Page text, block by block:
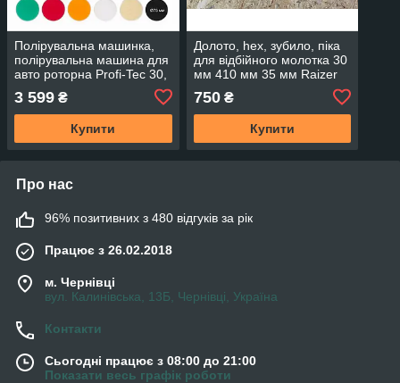
Полірувальна машинка,
полірувальна машина для
авто роторна Profi-Tec 30,
3 599 ₴
Купити
Долото, hex, зубило, піка
для відбійного молотка 30
мм 410 мм 35 мм Raizer
750₴
Купити
Про нас
96% позитивних з 480 відгуків за рік
Працює з 26.02.2018
м. Чернівці
вул. Калинівська, 13Б, Чернівці, Україна
Контакти
Сьогодні працює з 08:00 до 21:00
Показати весь графік роботи